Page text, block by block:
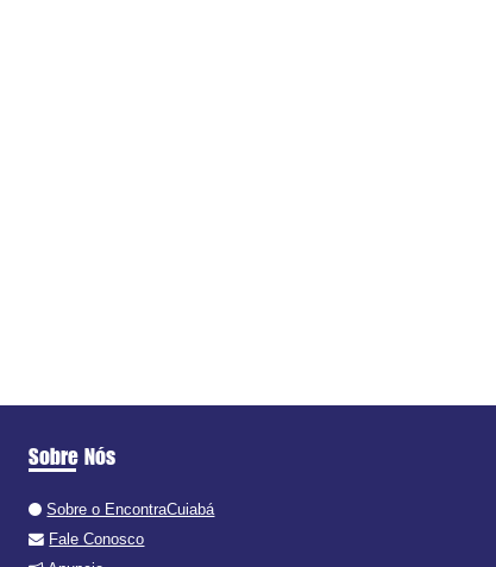
Sobre Nós
Sobre o EncontraCuiabá
Fale Conosco